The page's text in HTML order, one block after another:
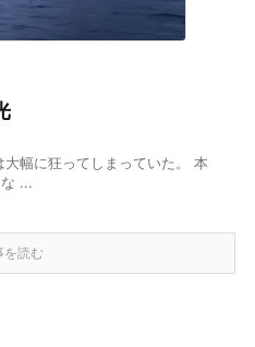
幅に狂ってしまっていた。 本
...
を読む